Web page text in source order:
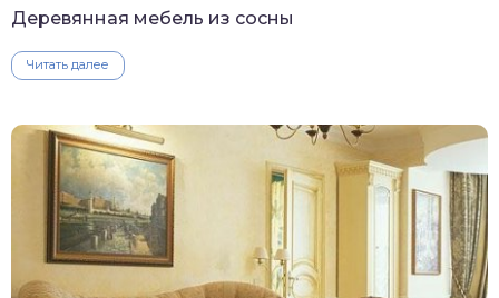
Деревянная мебель из сосны
Читать далее